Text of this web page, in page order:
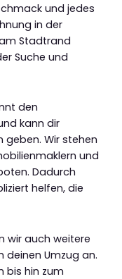
und jedes
in der
Stadtrand
Suche und
den
kann dir
Wir stehen
und
Dadurch
helfen, die
wir auch weitere
deinen Umzug an.
bis hin zum